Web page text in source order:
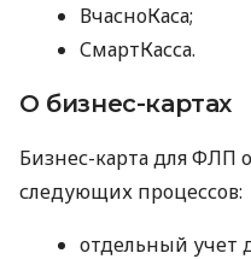
ВчасноКаса;
СмартКасса.
О бизнес-картах
Бизнес-карта для ФЛП
следующих процессов:
отдельный учет